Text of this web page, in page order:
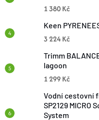
1 380 Kč
Keen
3 224 Kč
Trimm
lagoon
1 299 Kč
Vodní cestovní
SP2129 MICRO
System